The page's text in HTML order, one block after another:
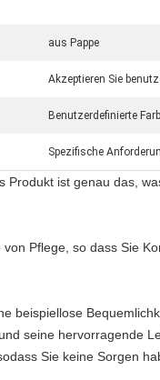
aus Pappe
Akzeptieren Sie
Benutzerdefinierte
Spezifische
ist genau das,
Pflege, so dass Sie
beispiellose
seine hervorragende
Sie keine Sorgen